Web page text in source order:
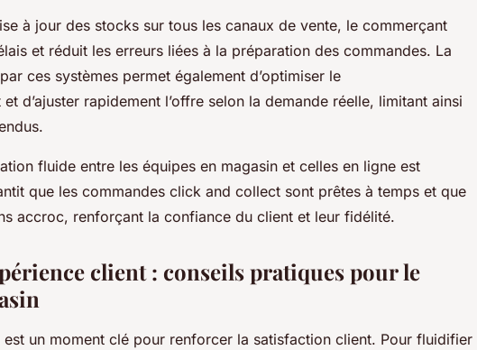
à jour des stocks sur tous les canaux de vente, le commerçant
et réduit les erreurs liées à la préparation des commandes. La
ces systèmes permet également d’optimiser le
d’ajuster rapidement l’offre selon la demande réelle, limitant ainsi
fluide entre les équipes en magasin et celles en ligne est
que les commandes click and collect sont prêtes à temps et que
accroc, renforçant la confiance du client et leur fidélité.
client : conseils pratiques pour le
est un moment clé pour renforcer la satisfaction client. Pour fluidifier